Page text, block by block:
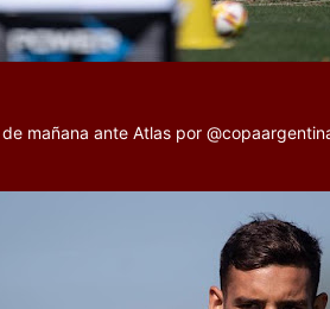
mañana ante Atlas por